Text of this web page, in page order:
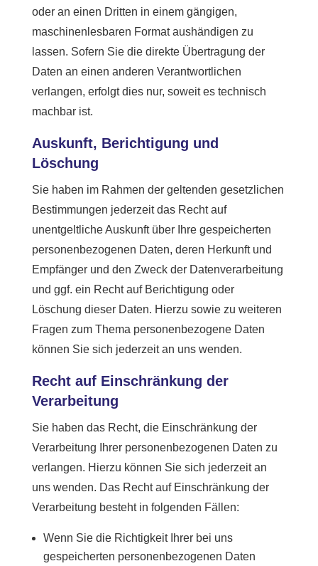
oder an einen Dritten in einem gängigen,
maschinenlesbaren Format aushändigen zu
lassen. Sofern Sie die direkte Übertragung der
Daten an einen anderen Verantwortlichen
verlangen, erfolgt dies nur, soweit es technisch
machbar ist.
Auskunft, Berichtigung und
Löschung
Sie haben im Rahmen der geltenden gesetzlichen
Bestimmungen jederzeit das Recht auf
unentgeltliche Auskunft über Ihre gespeicherten
personenbezogenen Daten, deren Herkunft und
Empfänger und den Zweck der Datenverarbeitung
und ggf. ein Recht auf Berichtigung oder
Löschung dieser Daten. Hierzu sowie zu weiteren
Fragen zum Thema personenbezogene Daten
können Sie sich jederzeit an uns wenden.
Recht auf Einschränkung der
Verarbeitung
Sie haben das Recht, die Einschränkung der
Verarbeitung Ihrer personenbezogenen Daten zu
verlangen. Hierzu können Sie sich jederzeit an
uns wenden. Das Recht auf Einschränkung der
Verarbeitung besteht in folgenden Fällen:
Wenn Sie die Richtigkeit Ihrer bei uns
gespeicherten personenbezogenen Daten